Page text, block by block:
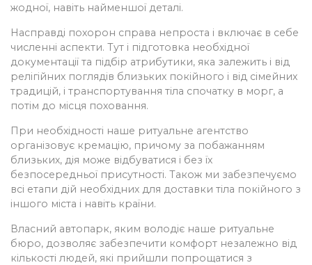
жодної, навіть найменшої деталі.
Насправді похорон справа непроста і включає в себе
численні аспекти. Тут і підготовка необхідної
документації та підбір атрибутики, яка залежить і від
релігійних поглядів близьких покійного і від сімейних
традицій, і транспортування тіла спочатку в морг, а
потім до місця поховання.
При необхідності наше ритуальне агентство
організовує кремацію, причому за побажанням
близьких, дія може відбуватися і без їх
безпосередньої присутності. Також ми забезпечуємо
всі етапи дій необхідних для доставки тіла покійного з
іншого міста і навіть країни.
Власний автопарк, яким володіє наше ритуальне
бюро, дозволяє забезпечити комфорт незалежно від
кількості людей, які прийшли попрощатися з